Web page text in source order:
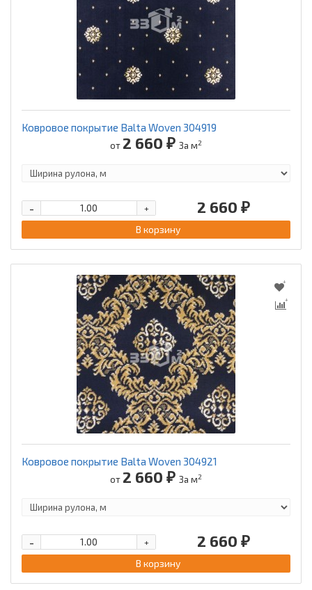
Ковровое покрытие Balta Woven 304919
от 2 660 ₽ За м2
2 660 ₽
+
-
В корзину
Ковровое покрытие Balta Woven 304921
от 2 660 ₽ За м2
2 660 ₽
+
-
В корзину